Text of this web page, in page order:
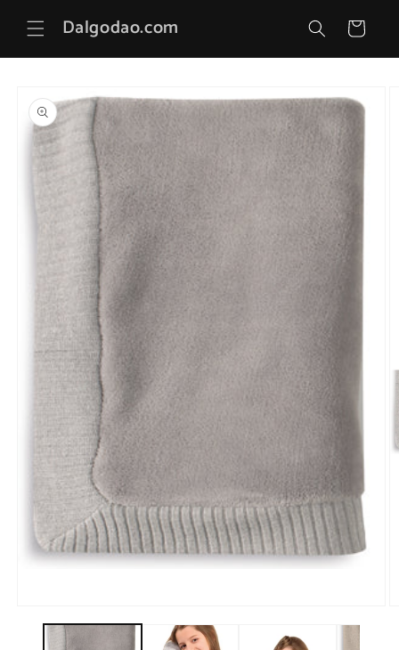
para o
conteúdoDalgodao.com Carrinho
informação
do produto